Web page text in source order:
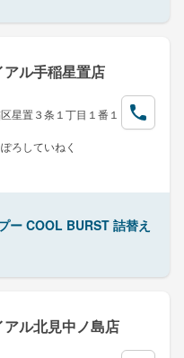
ル手稲星置店
星置３条１丁目１番１
ろしていねく
ー COOL BURST 詰替え
ル北見中ノ島店